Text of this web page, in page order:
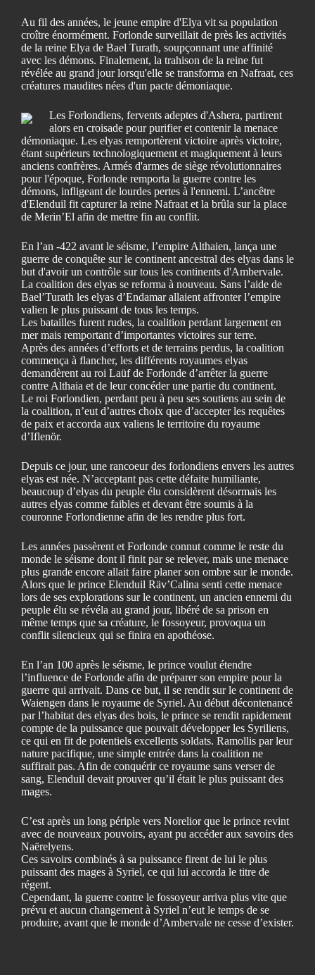
Au fil des années, le jeune empire d'Elya vit sa population
croître énormément. Forlonde surveillait de près les activités
de la reine Elya de Bael Turath, soupçonnant une affinité
avec les démons. Finalement, la trahison de la reine fut
révélée au grand jour lorsqu'elle se transforma en Nafraat, ces
créatures maudites nées d'un pacte démoniaque.
Les Forlondiens, fervents adeptes d'Ashera, partirent
alors en croisade pour purifier et contenir la menace
démoniaque. Les elyas remportèrent victoire après victoire,
étant supérieurs technologiquement et magiquement à leurs
anciens confrères. Armés d'armes de siège révolutionnaires
pour l'époque, Forlonde remporta la guerre contre les
démons, infligeant de lourdes pertes à l'ennemi. L’ancêtre
d'Elenduil fit capturer la reine Nafraat et la brûla sur la place
de Merin’El afin de mettre fin au conflit.
En l’an -422 avant le séisme, l’empire Althaien, lança une
guerre de conquête sur le continent ancestral des elyas dans le
but d'avoir un contrôle sur tous les continents d'Ambervale.
La coalition des elyas se reforma à nouveau. Sans l’aide de
Bael’Turath les elyas d’Endamar allaient affronter l’empire
valien le plus puissant de tous les temps.
Les batailles furent rudes, la coalition perdant largement en
mer mais remportant d’importantes victoires sur terre.
Après des années d’efforts et de terrains perdus, la coalition
commença à flancher, les différents royaumes elyas
demandèrent au roi Laüf de Forlonde d’arrêter la guerre
contre Althaia et de leur concéder une partie du continent.
Le roi Forlondien, perdant peu à peu ses soutiens au sein de
la coalition, n’eut d’autres choix que d’accepter les requêtes
de paix et accorda aux valiens le territoire du royaume
d’Iflenör.
Depuis ce jour, une rancoeur des forlondiens envers les autres
elyas est née. N’acceptant pas cette défaite humiliante,
beaucoup d’elyas du peuple élu considèrent désormais les
autres elyas comme faibles et devant être soumis à la
couronne Forlondienne afin de les rendre plus fort.
Les années passèrent et Forlonde connut comme le reste du
monde le séisme dont il finit par se relever, mais une menace
plus grande encore allait faire planer son ombre sur le monde.
Alors que le prince Elenduil Räv’Calina senti cette menace
lors de ses explorations sur le continent, un ancien ennemi du
peuple élu se révéla au grand jour, libéré de sa prison en
même temps que sa créature, le fossoyeur, provoqua un
conflit silencieux qui se finira en apothéose.
En l’an 100 après le séisme, le prince voulut étendre
l’influence de Forlonde afin de préparer son empire pour la
guerre qui arrivait. Dans ce but, il se rendit sur le continent de
Waiengen dans le royaume de Syriel. Au début décontenancé
par l’habitat des elyas des bois, le prince se rendit rapidement
compte de la puissance que pouvait développer les Syriliens,
ce qui en fit de potentiels excellents soldats. Ramollis par leur
nature pacifique, une simple entrée dans la coalition ne
suffirait pas. Afin de conquérir ce royaume sans verser de
sang, Elenduil devait prouver qu’il était le plus puissant des
mages.
C’est après un long périple vers Norelior que le prince revint
avec de nouveaux pouvoirs, ayant pu accéder aux savoirs des
Naërelyens.
Ces savoirs combinés à sa puissance firent de lui le plus
puissant des mages à Syriel, ce qui lui accorda le titre de
régent.
Cependant, la guerre contre le fossoyeur arriva plus vite que
prévu et aucun changement à Syriel n’eut le temps de se
produire, avant que le monde d’Ambervale ne cesse d’exister.